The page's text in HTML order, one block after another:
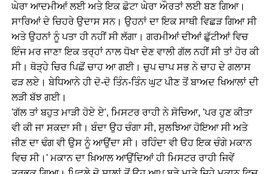
ਘੇਰਾ ਆਦਮੀਆਂ ਲਈ ਅਤੇ ਇਕ ਛੋਟਾ ਘੇਰਾ ਔਰਤਾਂ ਲਈ ਬਣ ਗਿਆ।
ਸਾਰਿਆਂ ਦੇ ਚਿਹਰੇ ਉਦਾਸ ਸਨ। ਉਹਨਾਂ ਦਾ ਇਕ ਸਾਥੀ ਵਿਛੜ ਗਿਆ ਸੀ
ਅਤੇ ਉਹਨਾਂ ਨੂੰ ਪਤਾ ਹੀ ਨਹੀਂ ਸੀ ਲੱਗਾ। ਗਰਮੀਆਂ ਦੀਆਂ ਛੁੱਟੀਆਂ ਵਿਚ
ਇੰਜ ਮਰ ਜਾਣਾ ਇਕ ਤਰ੍ਹਾਂ ਨਾਲ ਧੋਖਾ ਦੇਣ ਵਾਲੀ ਗੱਲ ਨਹੀਂ ਸੀ ਤਾਂ ਹੋਰ ਕੀ
ਸੀ। ਥੋੜ੍ਹੇ ਚਿਰ ਪਿਛੋਂ ਚਾਹ ਆ ਗਈ। ਚੁਪ ਚਾਪ ਸਭ ਨੇ ਚਾਹ ਦੇ ਗਲਾਸ
ਫੜ ਲਏ। ਬੇਧਿਆਨੇ ਹੀ ਦੋ-ਦੋ ਤਿੰਨ-ਤਿੰਨ ਘੁਟ ਪੀਣ ਤੋਂ ਬਾਅਦ ਖਿਆਲਾਂ ਦੀ
ਲੜੀ ਬੱਝ ਗਈ।
'ਗੱਲ ਤਾਂ ਬਹੁਤ ਮਾੜੀ ਹੋਏ ਏ', ਮਿਸਟਰ ਰਾਹੀ ਨੇ ਸੋਚਿਆ, 'ਪਰ ਹੁਣ ਕੀਤਾ
ਵੀ ਕੀ ਜਾ ਸਕਦਾ ਸੀ। ਬੰਦਾ ਉਹ ਚੰਗਾ ਸੀ, ਸੁਲਝਿਆ ਹੋਇਆ ਸੀ ਅਤੇ
ਜੀਣ ਦਾ ਢੰਗ ਵੀ ਉਸ ਨੂੰ ਆਉਂਦਾ ਸੀ। ਰਹਿੰਦਾ ਵੀ ੳਹ ਇਕ ਚੰਗੇ ਮਕਾਨ
ਵਿਚ ਸੀ।' ਮਕਾਨ ਦਾ ਖ਼ਿਆਲ ਆਉਂਦਿਆਂ ਹੀ ਮਿਸਟਰ ਰਾਹੀ ਜਿਵੇਂ